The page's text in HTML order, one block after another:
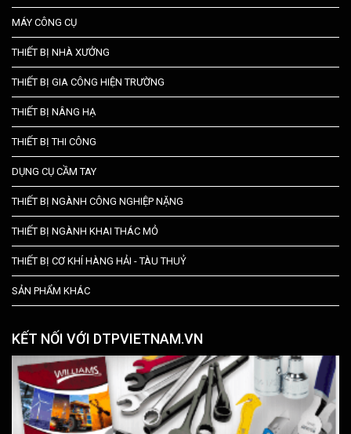
MÁY CÔNG CỤ
THIẾT BỊ NHÀ XƯỞNG
THIẾT BỊ GIA CÔNG HIỆN TRƯỜNG
THIẾT BỊ NÂNG HẠ
THIẾT BỊ THI CÔNG
DỤNG CỤ CẦM TAY
THIẾT BỊ NGÀNH CÔNG NGHIỆP NẶNG
THIẾT BỊ NGÀNH KHAI THÁC MỎ
THIẾT BỊ CƠ KHÍ HÀNG HẢI - TÀU THUỶ
SẢN PHẨM KHÁC
KẾT NỐI VỚI DTPVIETNAM.VN